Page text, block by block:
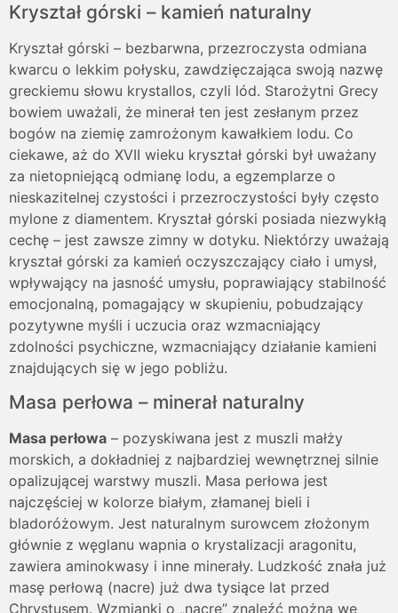
Kryształ górski – kamień naturalny
Kryształ górski – bezbarwna, przezroczysta odmiana
kwarcu o lekkim połysku, zawdzięczająca swoją nazwę
greckiemu słowu krystallos, czyli lód. Starożytni Grecy
bowiem uważali, że minerał ten jest zesłanym przez
bogów na ziemię zamrożonym kawałkiem lodu. Co
ciekawe, aż do XVII wieku kryształ górski był uważany
za nietopniejącą odmianę lodu, a egzemplarze o
nieskazitelnej czystości i przezroczystości były często
mylone z diamentem. Kryształ górski posiada niezwykłą
cechę – jest zawsze zimny w dotyku. Niektórzy uważają
kryształ górski za kamień oczyszczający ciało i umysł,
wpływający na jasność umysłu, poprawiający stabilność
emocjonalną, pomagający w skupieniu, pobudzający
pozytywne myśli i uczucia oraz wzmacniający
zdolności psychiczne, wzmacniający działanie kamieni
znajdujących się w jego pobliżu.
Masa perłowa – minerał naturalny
Masa perłowa – pozyskiwana jest z muszli małży
morskich, a dokładniej z najbardziej wewnętrznej silnie
opalizującej warstwy muszli. Masa perłowa jest
najczęściej w kolorze białym, złamanej bieli i
bladoróżowym. Jest naturalnym surowcem złożonym
głównie z węglanu wapnia o krystalizacji aragonitu,
zawiera aminokwasy i inne minerały. Ludzkość znała już
masę perłową (nacre) już dwa tysiące lat przed
Chrystusem. Wzmianki o „nacre” znaleźć można we